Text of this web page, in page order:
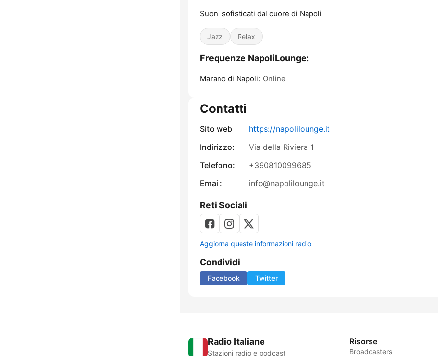
Suoni sofisticati dal cuore di Napoli
Jazz Relax
Frequenze NapoliLounge:
Marano di Napoli: Online
Contatti
Sito web
https://napolilounge.it
Indirizzo:
Via della Riviera 1
Telefono:
+390810099685
Email:
info@napolilounge.it
Reti Sociali
Aggiorna queste informazioni radio
Condividi
Facebook Twitter
Radio Italiane
Stazioni radio e podcast
Risorse
Broadcasters